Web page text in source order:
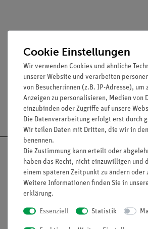
Media / Downloads
Versandkostenfrei ab
Nach oben
Cookie Einstellungen
Wir verwenden Cookies und ähnliche
unserer Website und verarbeiten
von Besucher:innen (z.B. IP-Adresse), um
Anzeigen zu personalisieren, Medien von
einzubinden oder Zugriffe auf unsere
Die Datenverarbeitung erfolgt erst durch
Wir teilen Daten mit Dritten, die wir in
benennen.
Die Zustimmung kann erteilt oder
haben das Recht, nicht einzuwilligen und
einem späteren Zeitpunkt zu ändern oder
Weitere Informationen finden Sie in
erklärung.
Essenziell Statistik